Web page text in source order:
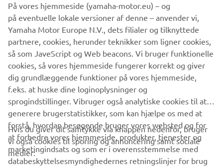
YOUTUBE: @ASFALTENKALDER
VIRKSOMHED
På vores hjemmeside (yamaha-motor.eu) – og
på eventuelle lokale versioner af denne – anvender vi,
Yamaha Motor Europe N.V., dets filialer og tilknyttede
partnere, cookies, herunder teknikker som ligner cookies,
så som JaveScript og Web beacons. Vi bruger funktionelle
cookies, så vores hjemmeside fungerer korrekt og giver
dig grundlæggende funktioner på vores hjemmeside,
f.eks. at huske dine loginoplysninger og
sprogindstillinger. Vibruger også analytiske cookies til at
generere brugerstatistikker, som kan hjælpe os med at
forstå, hvordan besøgende bruger vores websted og for
at forbedre vores hjemmeside, produkter, tjenester og
marketingindsats og som er i overensstemmelse med
databeskyttelsesmyndighedernes retningslinjer for brug
Hvis du giver dit samtykke via knappen nedenfor, bruger
vi også cookies til sporing og annoncering samt sociale
medier: